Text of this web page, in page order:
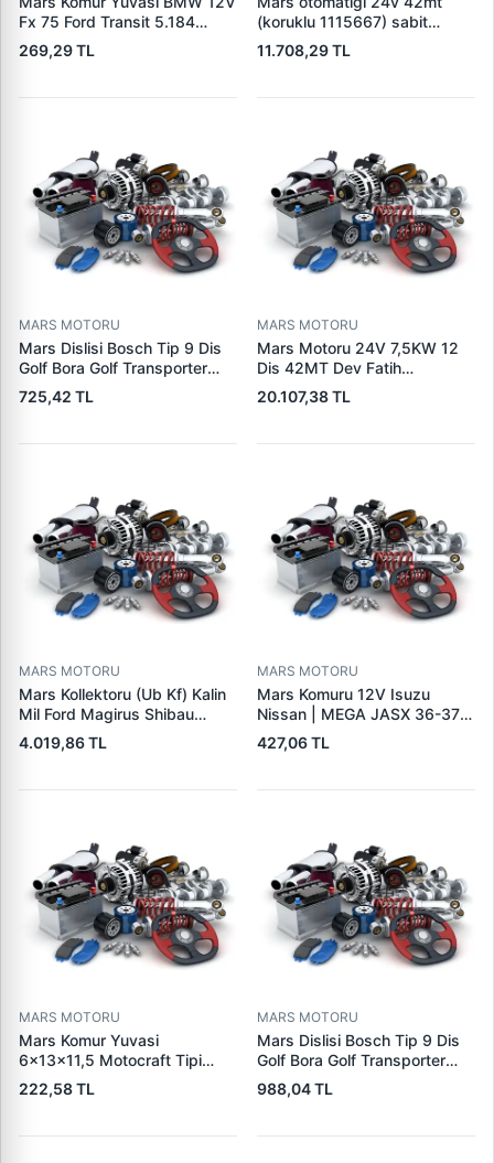
Fx 75 Ford Transit 5.184
Visteon | PARS PRS-BHL230
| OEM 97VB11000AA
269,29 TL
(koruklu 1115667) sabit
pistonlu 3604650rx 7t0258
7x1955
11.708,29 TL
MARS MOTORU
Mars Dislisi Bosch Tip 9 Dis
Golf Bora Golf Transporter
Seat Skoda (15713) | ZEN
1108 | OEM 1072156
725,42 TL
MARS MOTORU
Mars Motoru 24V 7,5KW 12
Dis 42MT Dev Fatih
Cat,140H, 963B Cummins
L10,Qsc John Deere
LES0313 | OEM 0R2186
20.107,38 TL
MARS MOTORU
Mars Kollektoru (Ub Kf) Kalin
Mil Ford Magirus Shibau
TM30 Steyr | MAKO
72313641 | OEM 72313641
4.019,86 TL
MARS MOTORU
Mars Komuru 12V Isuzu
Nissan | MEGA JASX 36-37 |
OEM JASX36-37
427,06 TL
MARS MOTORU
Mars Komur Yuvasi
6×13×11,5 Motocraft Tipi
Ford Ranger Focus Fiesta
Connect (FO0731
5L8Z11000AC) | PARS PRS-
222,58 TL
MARS MOTORU
Mars Dislisi Bosch Tip 9 Dis
Golf Bora Golf Transporter
Seat Skoda (15713) | ZEN
1480 | OEM 1011480
988,04 TL